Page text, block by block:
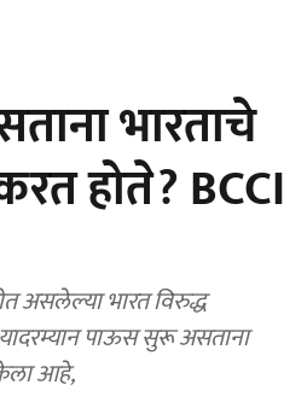
भारताचे
होते? BCCI
असलेल्या भारत विरुद्ध
पाऊस सुरू असताना
आहे,